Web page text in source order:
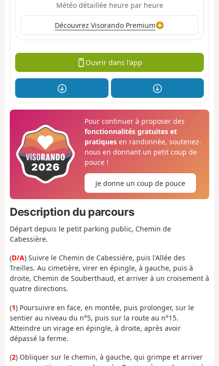
Météo détaillée heure par heure
Découvrez Visorando Premium
Ouvrir dans l'app
Pour continuer à proposer des
fonctionnalités gratuites et
pratiquesen randonnée, soutenez-
nous en donnant un petit coup de
pouce !
Je donne un coup de pouce
Description du parcours
Départ depuis le petit parking public, Chemin de
Cabessière.
(D/A) Suivre le Chemin de Cabessière, puis l'Allée des
Treilles. Au cimetière, virer en épingle, à gauche, puis à
droite, Chemin de Souberthaud, et arriver à un croisement à
quatre directions.
(1) Poursuivre en face, en montée, puis prolonger, sur le
sentier au niveau du n°5, puis sur la route au n°15.
Atteindre un virage en épingle, à droite, après avoir
dépassé la ferme.
(2) Obliquer sur le chemin, à gauche, qui grimpe et arriver